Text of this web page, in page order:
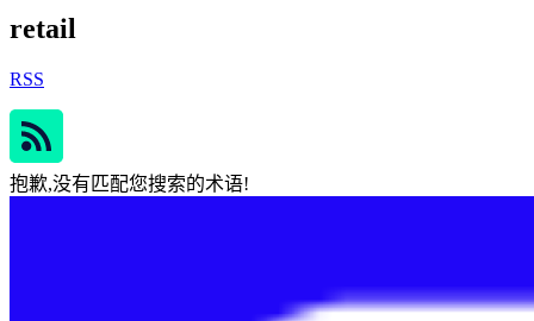
retail
RSS
抱歉,没有匹配您搜索的术语!